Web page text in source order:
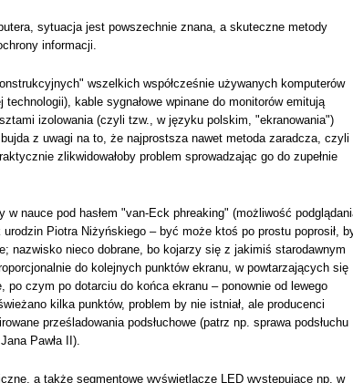
sytuacja jest powszechnie znana, a skuteczne metody
informacji.
wszelkich współcześnie używanych komputerów
kable sygnałowe wpinane do monitorów emitują
izolowania (czyli tzw., w języku polskim, "ekranowania")
z uwagi na to, że najprostsza nawet metoda zaradcza, czyli
zlikwidowałoby problem sprowadzając go do zupełnie
nauce pod hasłem "van-Eck phreaking" (możliwość
Piotra Niżyńskiego – być może ktoś po prostu poprosił,
nazwisko nieco dobrane, bo kojarzy się z jakimiś starodawnym
do kolejnych punktów ekranu, w powtarzających się
czym po dotarciu do końca ekranu – ponownie od lewego
kilka punktów, problem by nie istniał, ale producenci
prześladowania podsłuchowe (patrz np. sprawa podsłuchu
Pawła II).
a także segmentowe wyświetlacze LED występujące np. w